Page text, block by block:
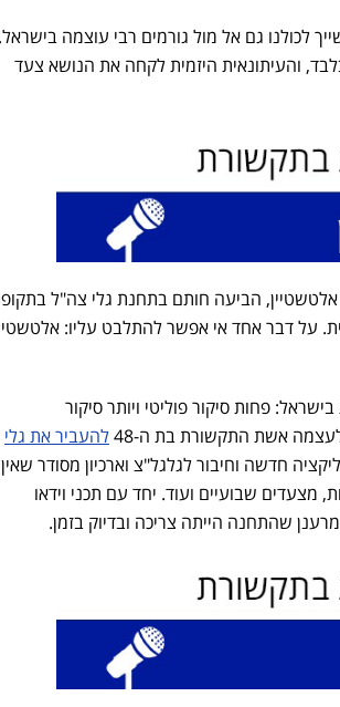
לכולנו גם אל מול גורמים רבי עוצמה בישראל.
והעיתונאית היזמית לקחה את הנושא צעד
הביעה חותם בתחנת גלי צה"ל
על דבר אחד אי אפשר להתלבט עליו:
פחות סיקור פוליטי ויותר סיקור
אשת התקשורת בת ה-48
להעביר את גלי
חדשה וחיבור לגלגל"צ וארכיון מסודר שאין
שבועיים ועוד. יחד עם תכני וידאו
שהתחנה הייתה צריכה ובדיוק בזמן.